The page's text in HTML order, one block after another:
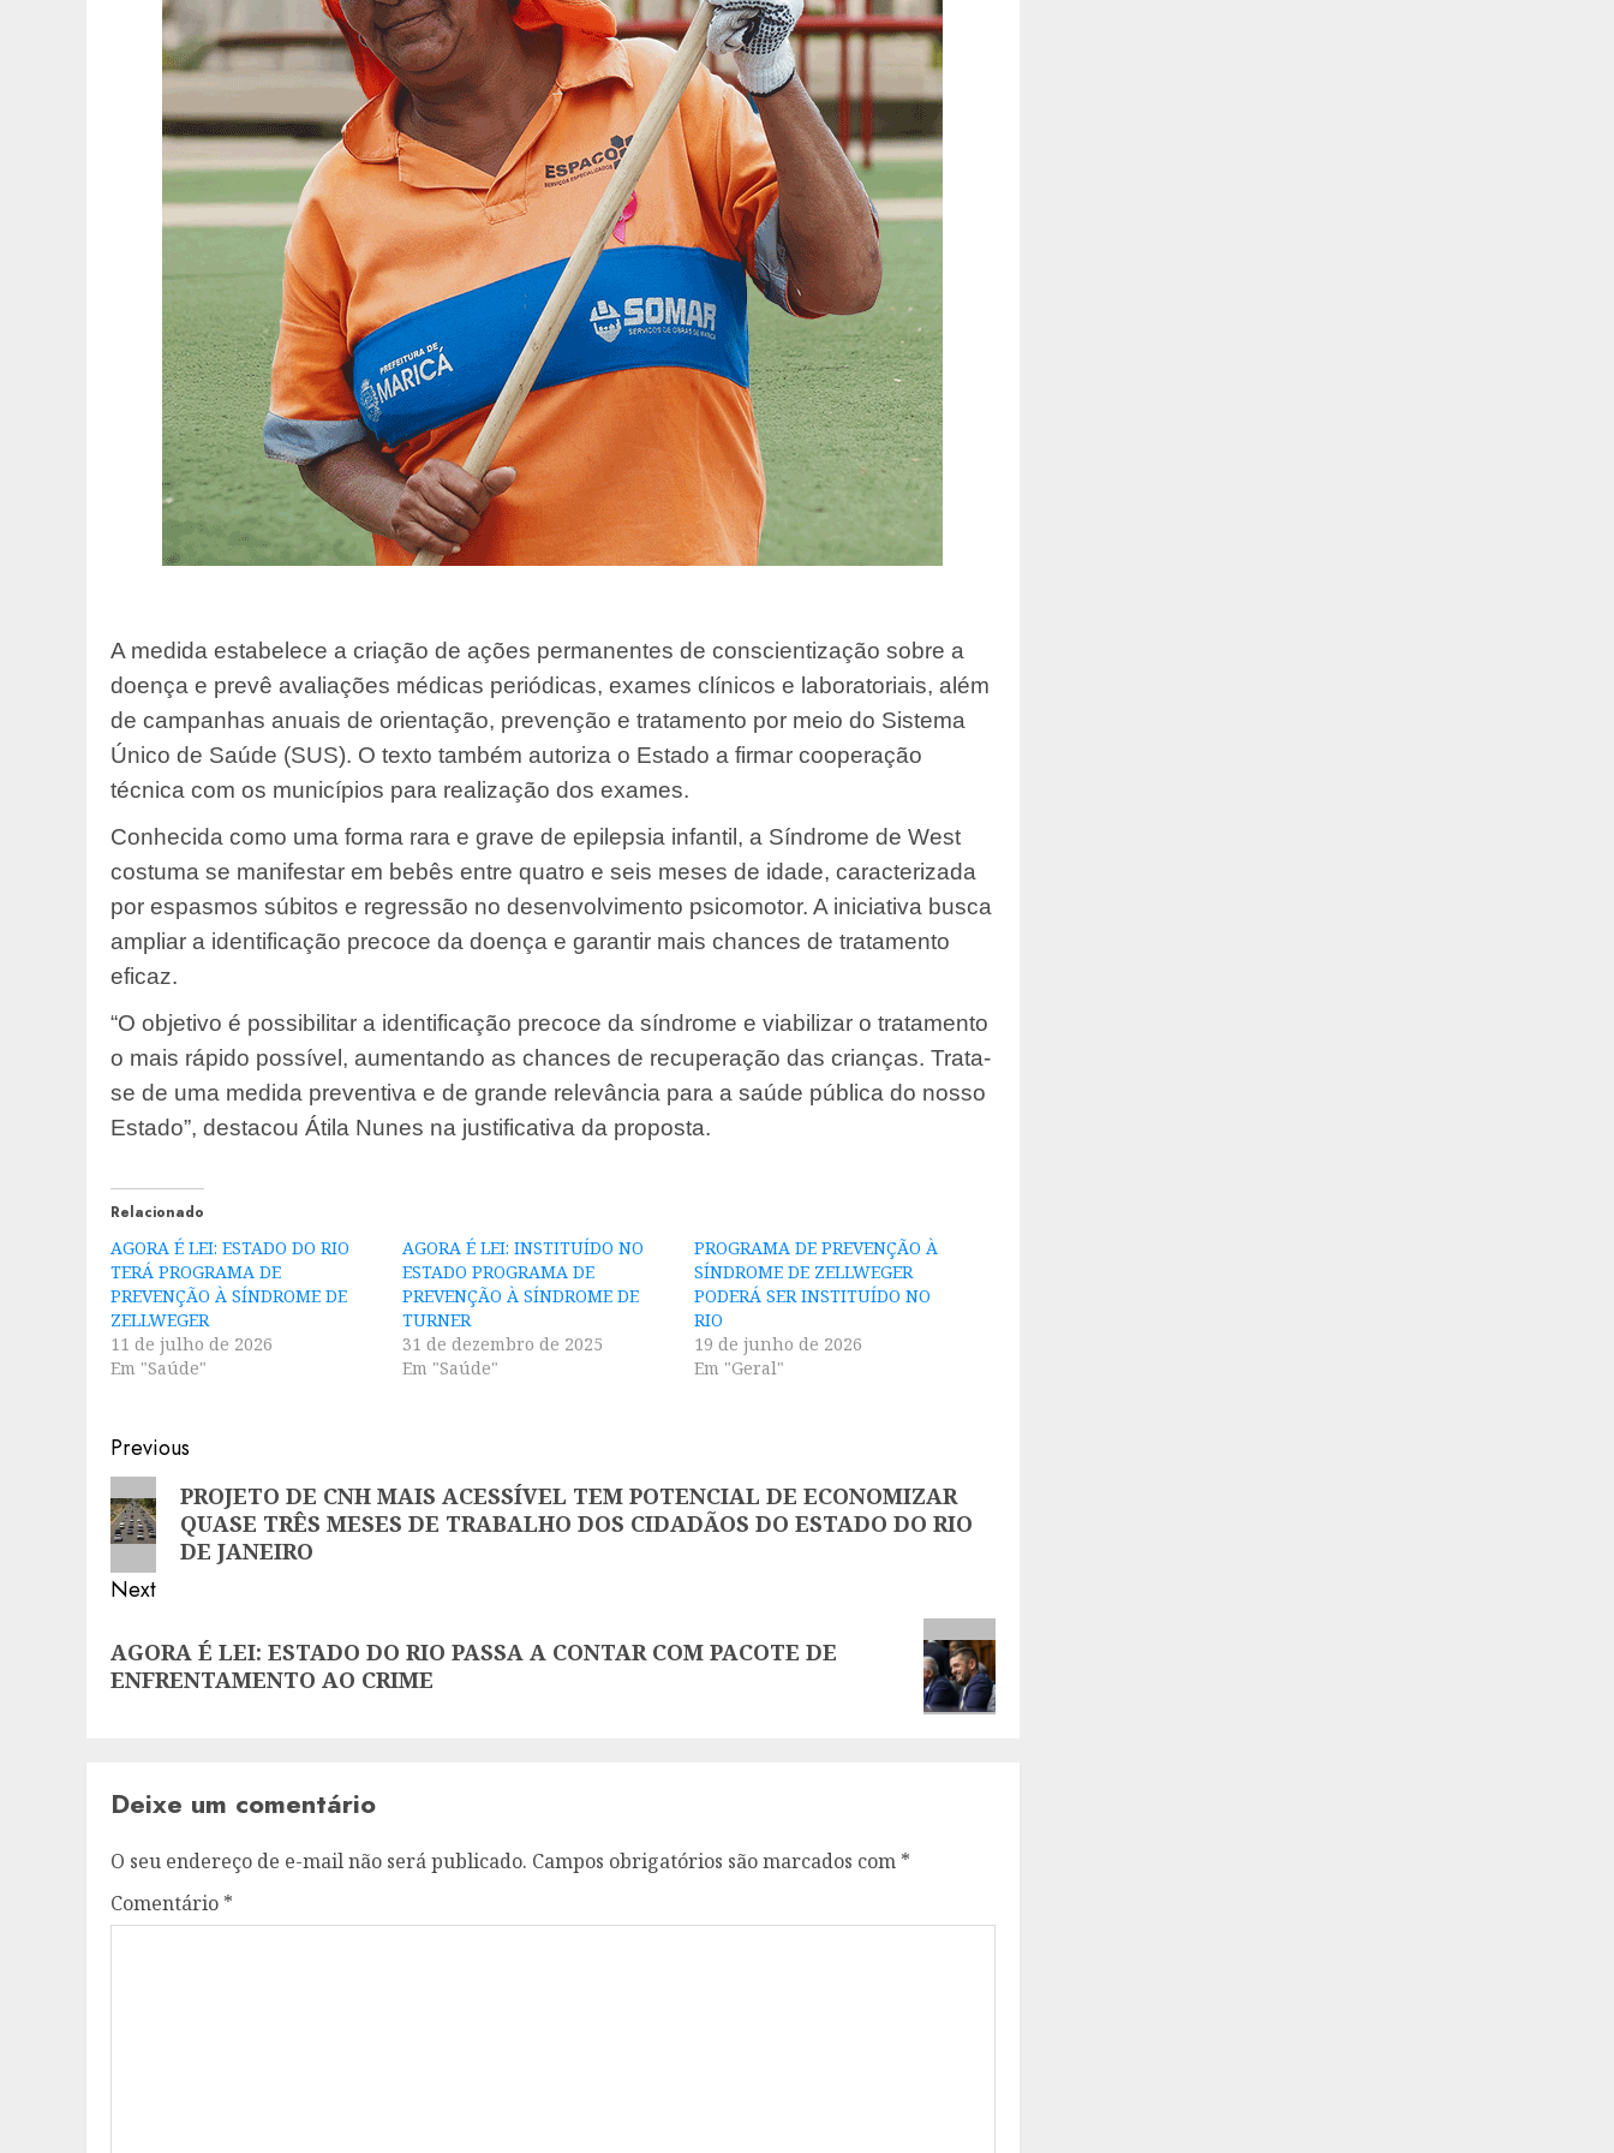
A medida estabelece a criação de ações permanentes de conscientização sobre a
doença e prevê avaliações médicas periódicas, exames clínicos e laboratoriais, além
de campanhas anuais de orientação, prevenção e tratamento por meio do Sistema
Único de Saúde (SUS). O texto também autoriza o Estado a firmar cooperação
técnica com os municípios para realização dos exames.
Conhecida como uma forma rara e grave de epilepsia infantil, a Síndrome de West
costuma se manifestar em bebês entre quatro e seis meses de idade, caracterizada
por espasmos súbitos e regressão no desenvolvimento psicomotor. A iniciativa busca
ampliar a identificação precoce da doença e garantir mais chances de tratamento
eficaz.
“O objetivo é possibilitar a identificação precoce da síndrome e viabilizar o tratamento
o mais rápido possível, aumentando as chances de recuperação das crianças. Trata-
se de uma medida preventiva e de grande relevância para a saúde pública do nosso
Estado”, destacou Átila Nunes na justificativa da proposta.
Relacionado
AGORA É LEI: ESTADO DO RIO
TERÁ PROGRAMA DE
PREVENÇÃO À SÍNDROME DE
ZELLWEGER
11 de julho de 2026
Em "Saúde"
AGORA É LEI: INSTITUÍDO NO
ESTADO PROGRAMA DE
PREVENÇÃO À SÍNDROME DE
TURNER
31 de dezembro de 2025
Em "Saúde"
PROGRAMA DE PREVENÇÃO À
SÍNDROME DE ZELLWEGER
PODERÁ SER INSTITUÍDO NO
RIO
19 de junho de 2026
Em "Geral"
Post
navigation
Previous
Previous
post:
PROJETO DE CNH MAIS ACESSÍVEL TEM POTENCIAL DE ECONOMIZAR
QUASE TRÊS MESES DE TRABALHO DOS CIDADÃOS DO ESTADO DO RIO
DE JANEIRO
Next
post:
AGORA É LEI: ESTADO DO RIO PASSA A CONTAR COM PACOTE DE
ENFRENTAMENTO AO CRIME
Deixe um comentário
O seu endereço de e-mail não será publicado. Campos obrigatórios são marcados com *
Comentário *